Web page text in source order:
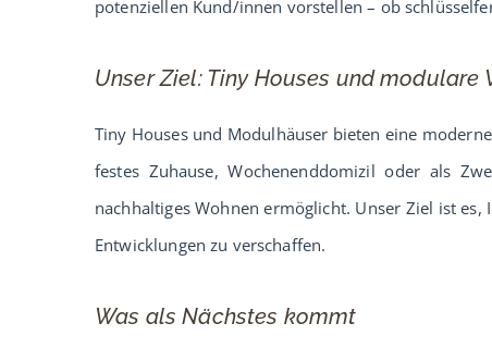
potenziellen Kund/innen vorstellen – ob
Unser Ziel: Tiny Houses und
Tiny Houses und Modulhäuser bieten eine
festes Zuhause, Wochenenddomizil oder als
nachhaltiges Wohnen ermöglicht. Unser Ziel ist
Entwicklungen zu verschaffen.
Was als Nächstes kommt